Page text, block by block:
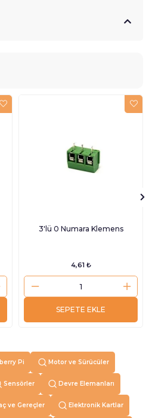
3'lü 0 Numara Klemens
4,61 ₺
SEPETE EKLE
Pi Motor ve Sürücüler
Sensörler Devre Elemanları
ve Gereçler Elektronik Kartlar